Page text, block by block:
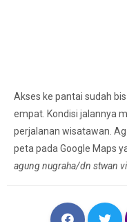
Akses ke pantai sudah
empat. Kondisi jalannya
perjalanan wisatawan.
peta pada Google Maps
agung nugraha/dn stwan